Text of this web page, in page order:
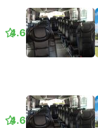
4.6
4.6